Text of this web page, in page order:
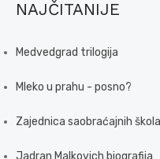
NAJČITANIJE
Medvedgrad trilogija
Mleko u prahu - posno?
Zajednica saobraćajnih škola
Jadran Malkovich biografija